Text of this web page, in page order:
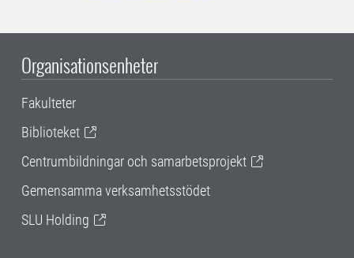
Organisationsenheter
Fakulteter
Biblioteket
Centrumbildningar och samarbetsprojekt
Gemensamma verksamhetsstödet
SLU Holding